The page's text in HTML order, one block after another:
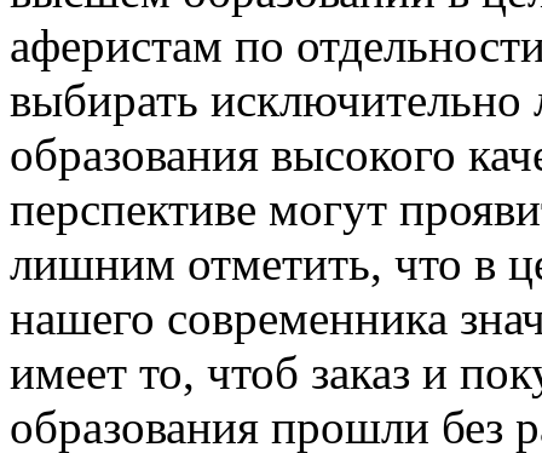
аферистам по
выбирать
образования высокого
перспективе могут
лишним отметить, что в
нашего современника
имеет то, чтоб заказ и
образования прошли без